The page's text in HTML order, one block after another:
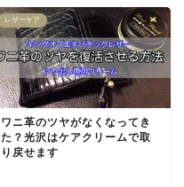
レザーケア
ワニ革のツヤがなくなってき
た？光沢はケアクリームで取
り戻せます